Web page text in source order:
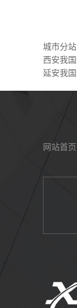
城市分
西安我
延安我
网站首页